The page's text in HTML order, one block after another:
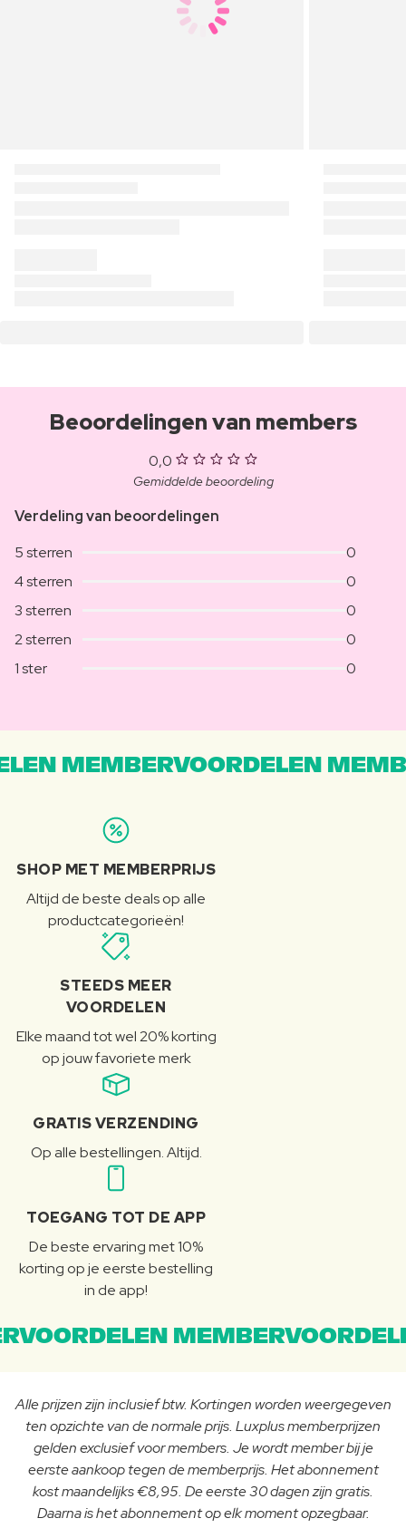
Beoordelingen van members
0,0
Gemiddelde beoordeling
Verdeling van beoordelingen
5 sterren
0
4 sterren
0
3 sterren
0
2 sterren
0
1 ster
0
MEMBERVOORDELEN
SHOP MET MEMBERPRIJS
Altijd de beste deals op alle
productcategorieën!
STEEDS MEER
VOORDELEN
Elke maand tot wel 20% korting
op jouw favoriete merk
GRATIS VERZENDING
Op alle bestellingen. Altijd.
TOEGANG TOT DE APP
De beste ervaring met 10%
korting op je eerste bestelling
in de app!
Alle prijzen zijn inclusief btw. Kortingen worden weergegeven
ten opzichte van de normale prijs. Luxplus memberprijzen
gelden exclusief voor members. Je wordt member bij je
eerste aankoop tegen de memberprijs. Het abonnement
kost maandelijks €8,95. De eerste 30 dagen zijn gratis.
Daarna is het abonnement op elk moment opzegbaar.